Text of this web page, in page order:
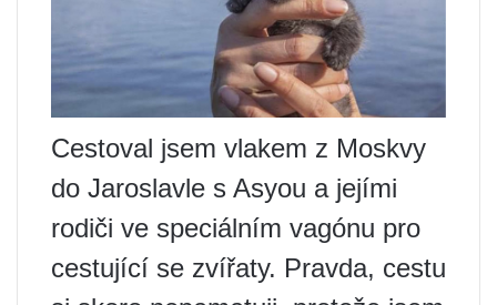
Cestoval jsem vlakem z Moskvy
do Jaroslavle s Asyou a jejími
rodiči ve speciálním vagónu pro
cestující se zvířaty. Pravda, cestu